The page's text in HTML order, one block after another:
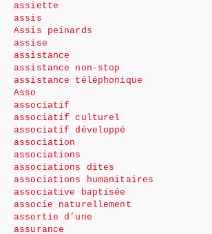
assiette
assis
Assis peinards
assise
assistance
assistance non-stop
assistance téléphonique
Asso
associatif
associatif culturel
associatif développé
association
associations
associations dites
associations humanitaires
associative baptisée
associe naturellement
assortie d’une
assurance